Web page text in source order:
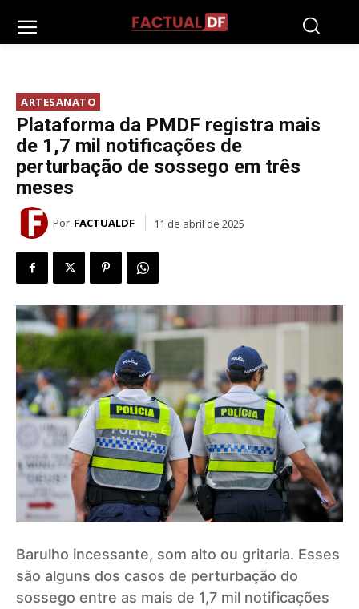
ARTESANATO
Plataforma da PMDF registra mais
de 1,7 mil notificações de
perturbação de sossego em três
meses
Por FACTUALDF 11 de abril de 2025
Barulho incessante, som alto ou gritaria. Esses
são alguns dos casos de perturbação do
sossego entre as mais de 1,7 mil notificações